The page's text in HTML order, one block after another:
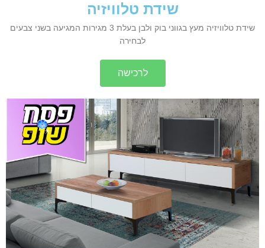
שידת טלוויזיה
שידת טלוויזיה מעץ בגווני בוק ולבן בעלת 3 מגירות המגיעה בשני צבעים
לבחירה
לרכישה